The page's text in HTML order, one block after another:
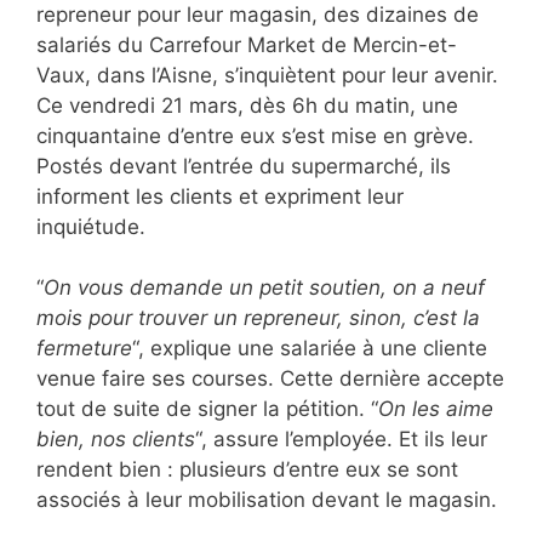
repreneur pour leur magasin, des dizaines de
salariés du Carrefour Market de Mercin-et-
Vaux, dans l’Aisne, s’inquiètent pour leur avenir.
Ce vendredi 21 mars, dès 6h du matin, une
cinquantaine d’entre eux s’est mise en grève.
Postés devant l’entrée du supermarché, ils
informent les clients et expriment leur
inquiétude.
“On vous demande un petit soutien, on a neuf
mois pour trouver un repreneur, sinon, c’est la
fermeture“, explique une salariée à une cliente
venue faire ses courses. Cette dernière accepte
tout de suite de signer la pétition. “On les aime
bien, nos clients“, assure l’employée. Et ils leur
rendent bien : plusieurs d’entre eux se sont
associés à leur mobilisation devant le magasin.